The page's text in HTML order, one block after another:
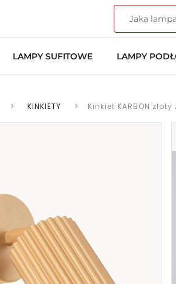
LAMPY SUFITOWE LAMPY
> KINKIETY > Kinkiet KARBON